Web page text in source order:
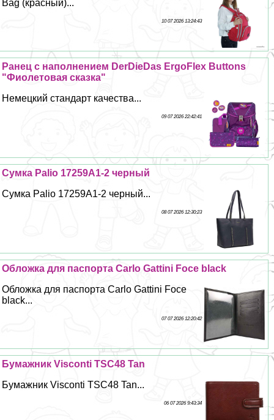
Bag (красный)...
10 07 2026 13:24:43
Ранец с наполнением DerDieDas ErgoFlex Buttons
"Фиолетовая сказка"
Немецкий стандарт качества...
09 07 2026 22:42:41
Сумка Palio 17259A1-2 черный
Сумка Palio 17259A1-2 черный...
08 07 2026 12:30:23
Обложка для паспорта Carlo Gattini Foce black
Обложка для паспорта Carlo Gattini Foce
black...
07 07 2026 12:20:42
Бумажник Visconti TSC48 Tan
Бумажник Visconti TSC48 Tan...
06 07 2026 9:43:34